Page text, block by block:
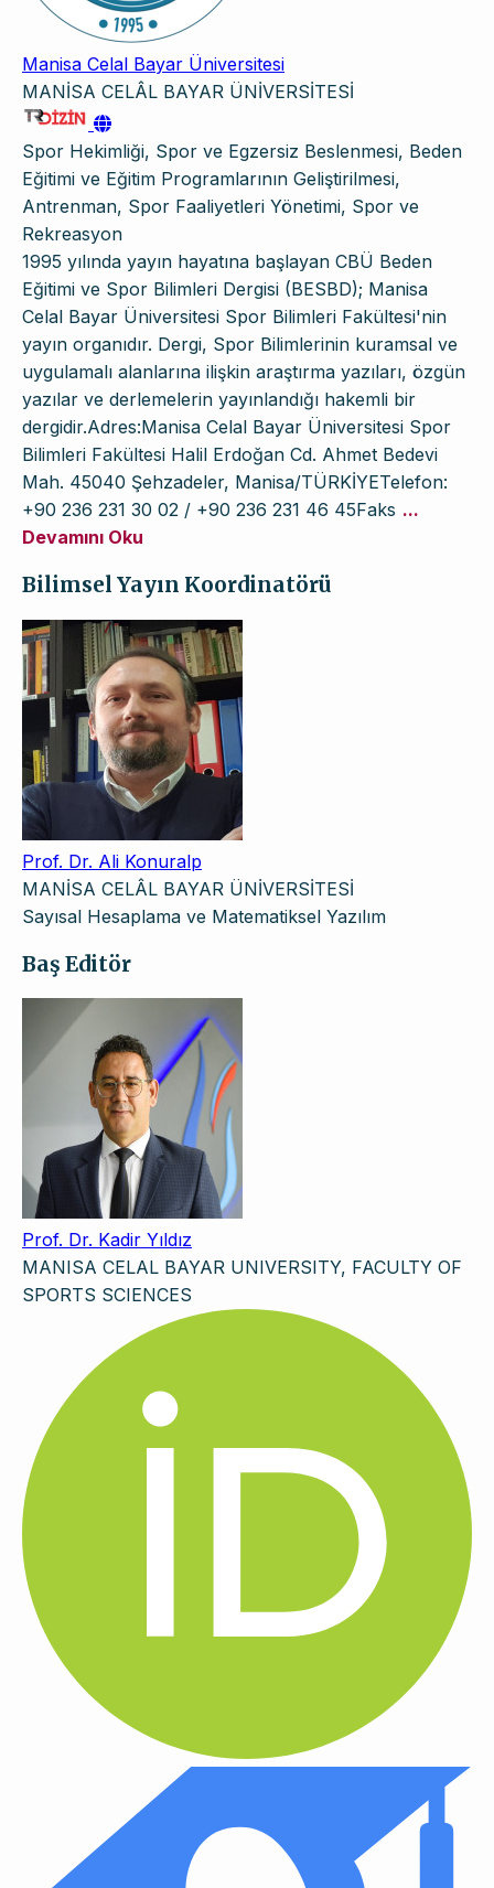
Manisa Celal Bayar Üniversitesi
MANİSA CELÂL BAYAR ÜNİVERSİTESİ
Spor Hekimliği, Spor ve Egzersiz Beslenmesi, Beden
Eğitimi ve Eğitim Programlarının Geliştirilmesi,
Antrenman, Spor Faaliyetleri Yönetimi, Spor ve
Rekreasyon
1995 yılında yayın hayatına başlayan CBÜ Beden
Eğitimi ve Spor Bilimleri Dergisi (BESBD); Manisa
Celal Bayar Üniversitesi Spor Bilimleri Fakültesi'nin
yayın organıdır. Dergi, Spor Bilimlerinin kuramsal ve
uygulamalı alanlarına ilişkin araştırma yazıları, özgün
yazılar ve derlemelerin yayınlandığı hakemli bir
dergidir.Adres:Manisa Celal Bayar Üniversitesi Spor
Bilimleri Fakültesi Halil Erdoğan Cd. Ahmet Bedevi
Mah. 45040 Şehzadeler, Manisa/TÜRKİYETelefon:
+90 236 231 30 02 / +90 236 231 46 45Faks ...
Devamını Oku
Bilimsel Yayın Koordinatörü
Prof. Dr. Ali Konuralp
MANİSA CELÂL BAYAR ÜNİVERSİTESİ
Sayısal Hesaplama ve Matematiksel Yazılım
Baş Editör
Prof. Dr. Kadir Yıldız
MANISA CELAL BAYAR UNIVERSITY, FACULTY OF
SPORTS SCIENCES